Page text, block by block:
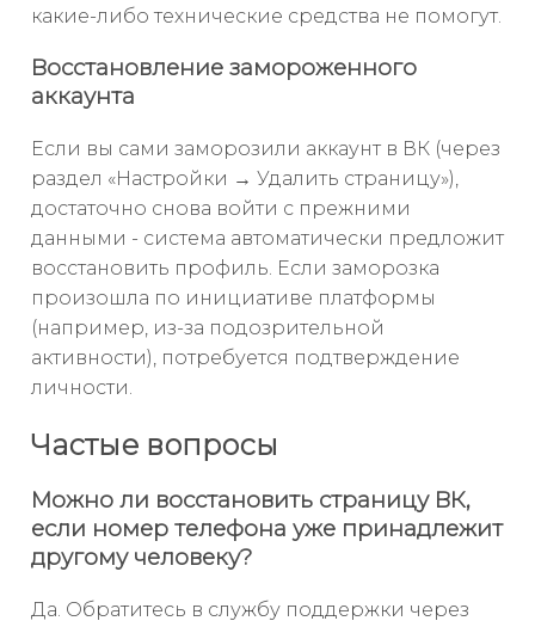
какие-либо технические средства не помогут.
Восстановление замороженного
аккаунта
Если вы сами заморозили аккаунт в ВК (через
раздел «Настройки → Удалить страницу»),
достаточно снова войти с прежними
данными - система автоматически предложит
восстановить профиль. Если заморозка
произошла по инициативе платформы
(например, из-за подозрительной
активности), потребуется подтверждение
личности.
Частые вопросы
Можно ли восстановить страницу ВК,
если номер телефона уже принадлежит
другому человеку?
Да. Обратитесь в службу поддержки через